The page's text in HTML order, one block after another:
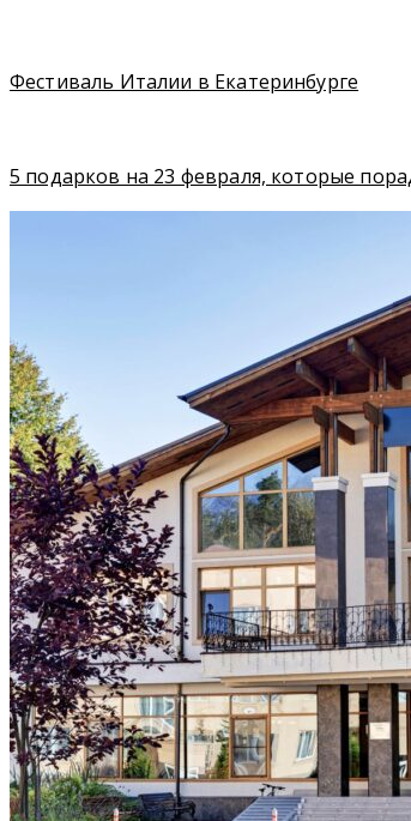
Фестиваль Италии в Екатеринбурге
5 подарков на 23 февраля, которые